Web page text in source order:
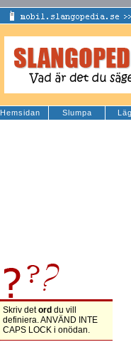
Hemsidan Slumpa
Skriv detord du vill
definiera. ANVÄND INTE
CAPS LOCK i onödan.